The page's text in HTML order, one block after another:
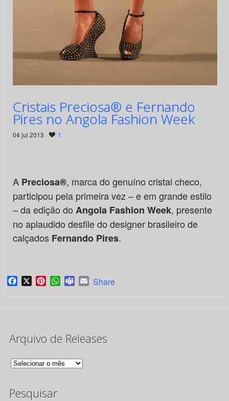
Cristais Preciosa® e Fernando
Pires no Angola Fashion Week
04 jul 2013 · 1
A Preciosa®, marca do genuíno cristal checo,
participou pela primeira vez – e em grande estilo
– da edição do Angola Fashion Week, presente
no aplaudido desfile do designer brasileiro de
calçados Fernando Pires.
Facebook
X PinterestWhatsApp
TeamsEmail
Share
Arquivo de Releases
Arquivo
Releases
Pesquisar